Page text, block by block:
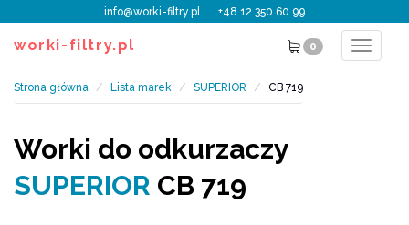
info@worki-filtry.pl +48 12 350 60 99
worki-filtry.pl 0
Toggle
Strona główna Lista marek SUPERIOR CB 719
Worki do odkurzaczy
SUPERIOR CB 719